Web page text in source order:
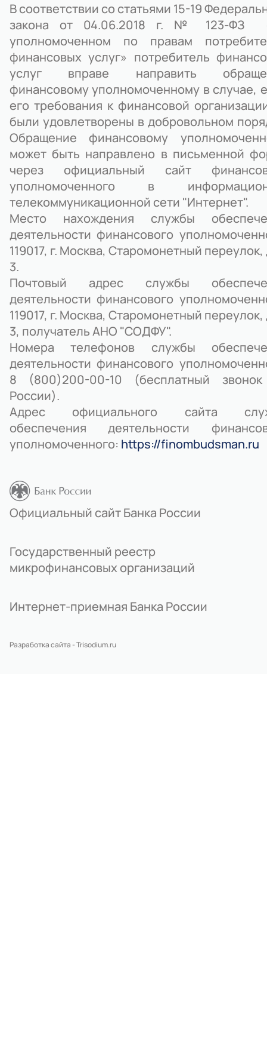
В соответствии со статьями 15-19
закона от 04.06.2018 г. № 123-ФЗ
уполномоченном по правам
финансовых услуг» потребитель
услуг вправе направить
финансовому уполномоченному в случае,
его требования к финансовой
были удовлетворены в добровольном
Обращение финансовому
может быть направлено в письменной
через официальный сайт
уполномоченного в
телекоммуникационной сети "Интернет".
Место нахождения службы
деятельности финансового
119017, г. Москва, Старомонетный
3.
Почтовый адрес службы
деятельности финансового
119017, г. Москва, Старомонетный
3, получатель АНО "СОДФУ".
Номера телефонов службы
деятельности финансового
8 (800)200-00-10 (бесплатный
России).
Адрес официального сайта
обеспечения деятельности
уполномоченного: https://finombudsman.ru
Официальный сайт Банка России
Государственный реестр
микрофинансовых организаций
Интернет-приемная Банка России
Разработка сайта - Trisodium.ru